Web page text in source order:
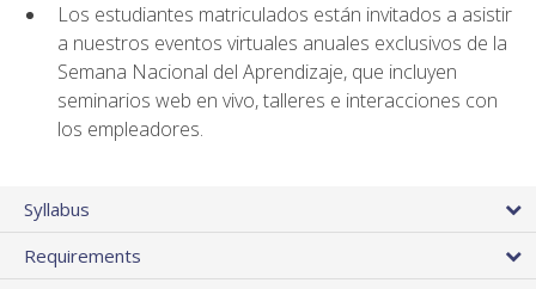
Los estudiantes matriculados están invitados a asistir
a nuestros eventos virtuales anuales exclusivos de la
Semana Nacional del Aprendizaje, que incluyen
seminarios web en vivo, talleres e interacciones con
los empleadores.
Syllabus
Requirements